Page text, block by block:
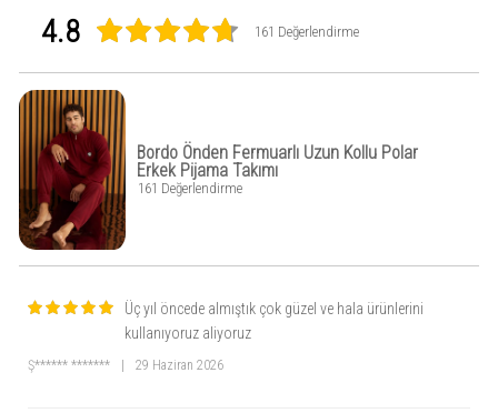
4.8 161 Değerlendirme
Bordo Önden Fermuarlı Uzun Kollu Polar
Erkek Pijama Takımı
161 Değerlendirme
Üç yıl öncede almıştık çok güzel ve hala ürünlerini
kullanıyoruz aliyoruz
Ş****** ******* 29 Haziran 2026